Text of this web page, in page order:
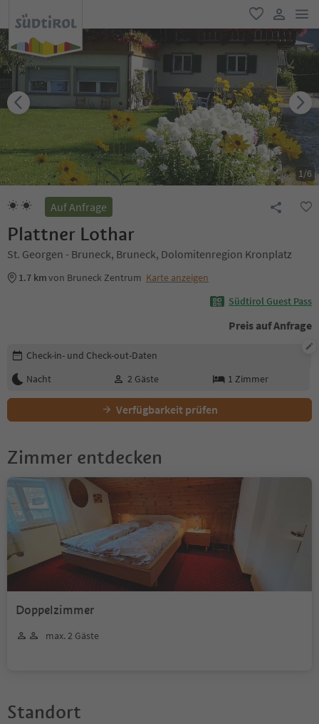
favorit
user link
1/6
Auf Anfrage
Plattner Lothar
St. Georgen - Bruneck, Bruneck, Dolomitenregion Kronplatz
1.7 kmvon Bruneck Zentrum Karte anzeigen
Südtirol Guest Pass
Preis auf Anfrage
Buchungsdetails bearbeiten
Check-in- und Check-out-Daten
Nacht
2 Gäste 1 Zimmer
Verfügbarkeit prüfen
Zimmer entdecken
Doppelzimmer
max. 2 Gäste
Standort